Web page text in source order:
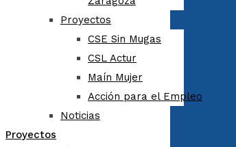
Proyectos
CSE Sin Mugas
CSL Actur
Maín Mujer
Acción para el Empleo
Noticias
Proyectos